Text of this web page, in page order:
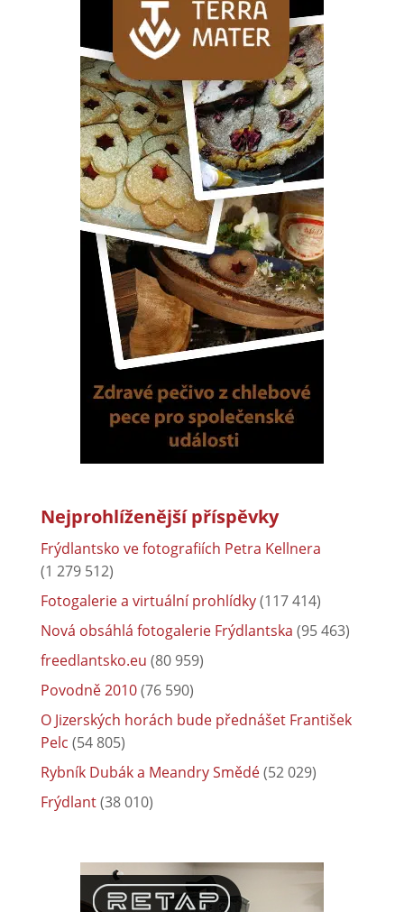
Nejprohlíženější příspěvky
Frýdlantsko ve fotografiích Petra Kellnera
(1 279 512)
Fotogalerie a virtuální prohlídky(117 414)
Nová obsáhlá fotogalerie Frýdlantska (95 463)
freedlantsko.eu (80 959)
Povodně 2010(76 590)
O Jizerských horách bude přednášet František
Pelc (54 805)
Rybník Dubák a Meandry Smědé(52 029)
Frýdlant(38 010)